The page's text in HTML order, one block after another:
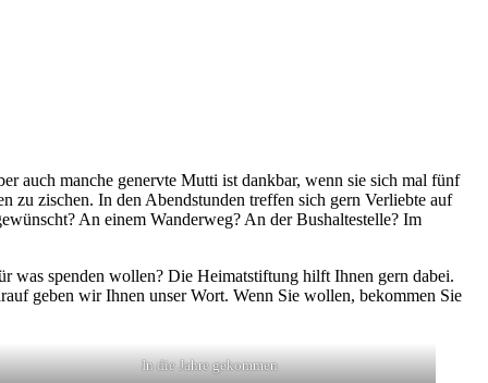
auch manche genervte Mutti ist dankbar, wenn sie sich mal fünf
zu zischen. In den Abendstunden treffen sich gern Verliebte auf
An einem Wanderweg? An der Bushaltestelle? Im
was spenden wollen? Die Heimatstiftung hilft Ihnen gern dabei.
geben wir Ihnen unser Wort. Wenn Sie wollen, bekommen Sie
In die Jahre gekommen